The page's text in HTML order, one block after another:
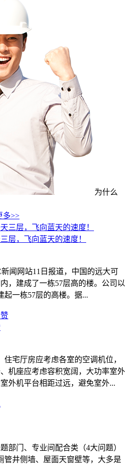
为什么
多>>
层，飞向蓝天的速度！
闻网站11日报道，中国的远大可
，建成了一栋57层高的楼。公司以
起一栋57层的高楼。据...
住宅厅房应考虑各室的空调机位，
机座应考虑容积宽阔，大功率室外
外机平台相距过远，避免室外...
部门、专业间配合类（4大问题）
管井侧墙、屋面天窗壁等，大多是